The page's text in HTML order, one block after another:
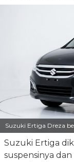
Suzuki Ertiga Dreza
Suzuki Ertiga
suspensinya dan